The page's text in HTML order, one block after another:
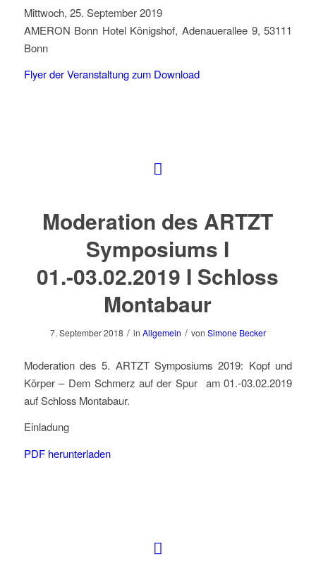
Mittwoch, 25. September 2019
AMERON Bonn Hotel Königshof, Adenauerallee 9, 53111
Bonn
Flyer der Veranstaltung zum Download
Moderation des ARTZT
Symposiums I
01.-03.02.2019 I Schloss
Montabaur
7. September 2018 / in Allgemein / von Simone Becker
Moderation des 5. ARTZT Symposiums 2019: Kopf und
Körper – Dem Schmerz auf der Spur am 01.-03.02.2019
auf Schloss Montabaur.
Einladung
PDF herunterladen